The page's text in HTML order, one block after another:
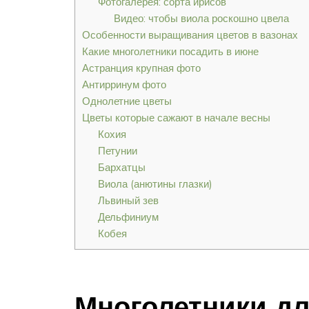
Видео: чтобы виола роскошно цвела
Особенности выращивания цветов в вазонах
Какие многолетники посадить в июне
Астранция крупная фото
Антирринум фото
Однолетние цветы
Цветы которые сажают в начале весны
Кохия
Петунии
Бархатцы
Виола (анютины глазки)
Львиный зев
Дельфиниум
Кобея